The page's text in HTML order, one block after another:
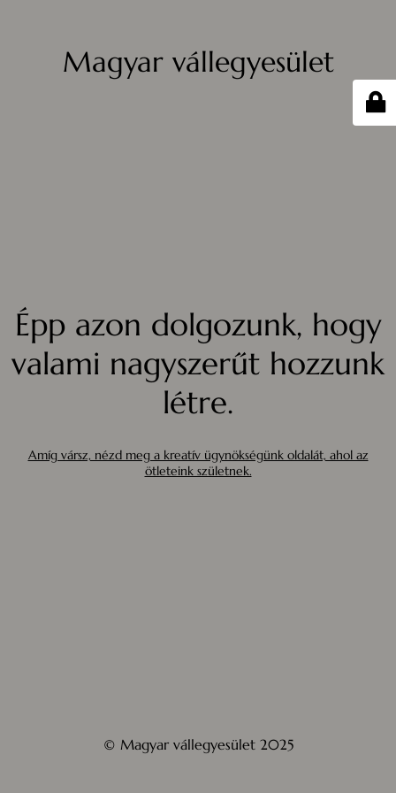
Magyar vállegyesület
Épp azon dolgozunk, hogy
valami nagyszerűt hozzunk
létre.
Amíg vársz, nézd meg a kreatív ügynökségünk oldalát, ahol az
ötleteink születnek.
© Magyar vállegyesület 2025